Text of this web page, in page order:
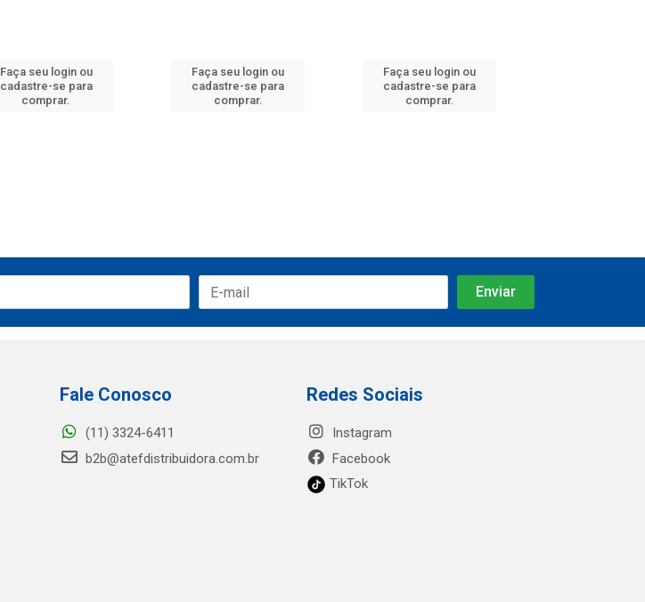
Faça seu login ou
cadastre-se para
comprar.
Faça seu login ou
cadastre-se para
comprar.
Faça seu login ou
cadastre-se para
comprar.
Fale Conosco
(11) 3324-6411
b2b@atefdistribuidora.com.br
Redes Sociais
Instagram
Facebook
TikTok